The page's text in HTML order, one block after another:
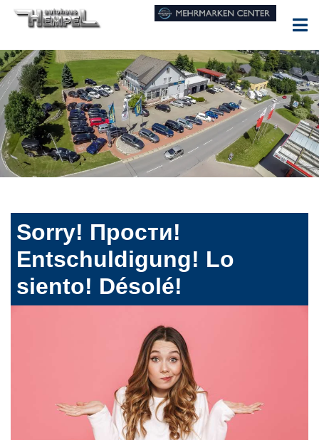
Sorry! Прости!
Entschuldigung! Lo
siento! Désolé!